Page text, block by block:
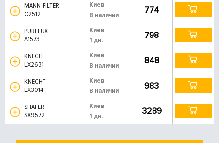
MANN-FILTER
C2512
Киев
В наличии
774
PURFLUX
A1573
Киев
1 дн.
798
KNECHT
LX2631
Киев
В наличии
848
KNECHT
LX3014
Киев
В наличии
983
SHAFER
SX9572
Киев
1 дн.
3289